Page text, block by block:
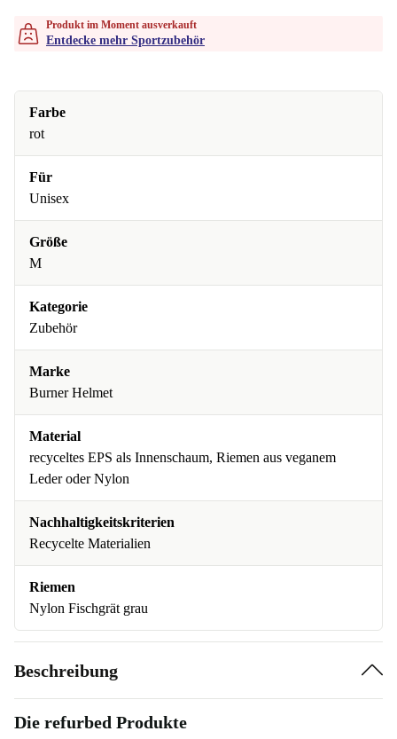
Produkt im Moment ausverkauft
Entdecke mehr Sportzubehör
Farbe
rot
Für
Unisex
Größe
M
Kategorie
Zubehör
Marke
Burner Helmet
Material
recyceltes EPS als Innenschaum, Riemen aus veganem
Leder oder Nylon
Nachhaltigkeitskriterien
Recycelte Materialien
Riemen
Nylon Fischgrät grau
Beschreibung
Die refurbed Produkte